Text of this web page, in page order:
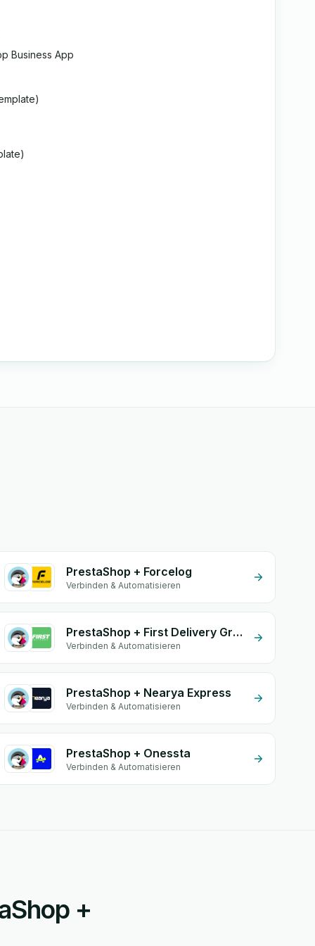
Business App
PrestaShop + Forcelog
Verbinden & Automatisieren
PrestaShop + First Delivery Group
Verbinden & Automatisieren
PrestaShop + Nearya Express
Verbinden & Automatisieren
PrestaShop + Onessta
Verbinden & Automatisieren
+